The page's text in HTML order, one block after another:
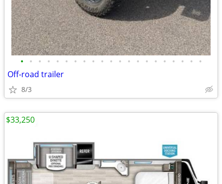
• • • • • • • • • • • • • • • • • • • • •
Off-road trailer
8/3
$33,250